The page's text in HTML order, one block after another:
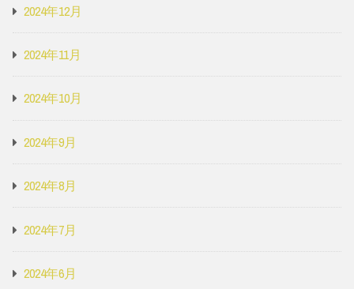
2024年12月
2024年11月
2024年10月
2024年9月
2024年8月
2024年7月
2024年6月